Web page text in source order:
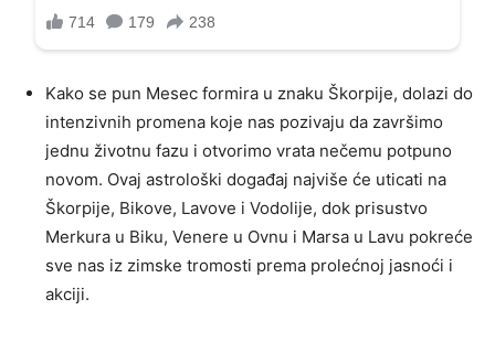
Kako se pun Mesec formira u znaku Škorpije, dolazi do
intenzivnih promena koje nas pozivaju da završimo
jednu životnu fazu i otvorimo vrata nečemu potpuno
novom. Ovaj astrološki događaj najviše će uticati na
Škorpije, Bikove, Lavove i Vodolije, dok prisustvo
Merkura u Biku, Venere u Ovnu i Marsa u Lavu pokreće
sve nas iz zimske tromosti prema prolećnoj jasnoći i
akciji.